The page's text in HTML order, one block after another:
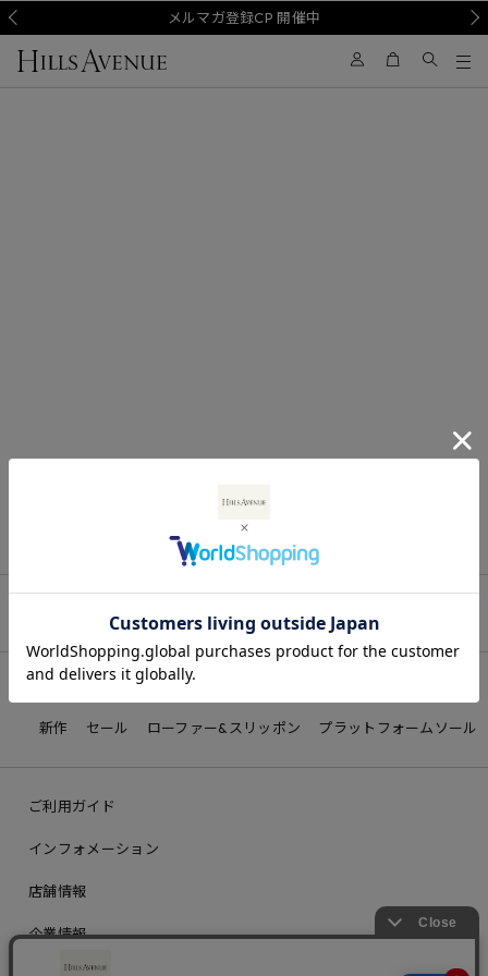
メルマガ登録CP 開催中
新作 セール ローファー&スリッポン プラットフォームソール
ご利用ガイド
インフォメーション
店舗情報
企業情報